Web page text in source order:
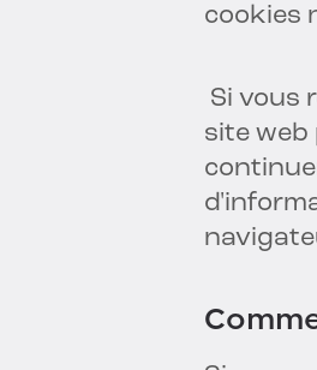
cookies
Si vous
site web